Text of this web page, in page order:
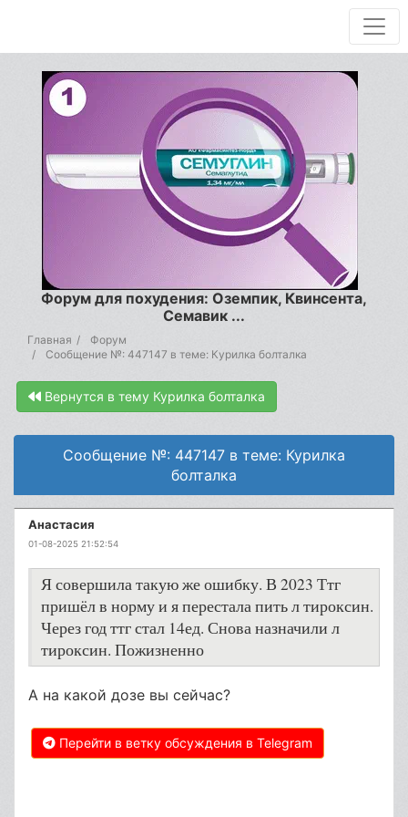
Форум для похудения: Оземпик, Квинсента,
Семавик ...
Главная
Форум
Сообщение №: 447147 в теме: Курилка болталка
Вернутся в тему Курилка болталка
Сообщение №: 447147 в теме: Курилка
болталка
Анастасия
01-08-2025 21:52:54
Я совершила такую же ошибку. В 2023 Ттг
пришёл в норму и я перестала пить л тироксин.
Через год ттг стал 14ед. Снова назначили л
тироксин. Пожизненно
А на какой дозе вы сейчас?
Перейти в ветку обсуждения в Telegram